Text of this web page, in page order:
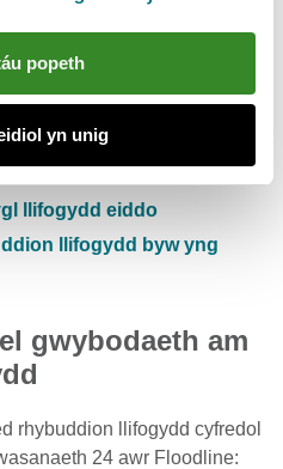
popeth
yn unig
glawiad a lefelau’r
llifogydd eiddo
llifogydd byw yng
gwybodaeth am
rhybuddion llifogydd cyfredol
24 awr Floodline: